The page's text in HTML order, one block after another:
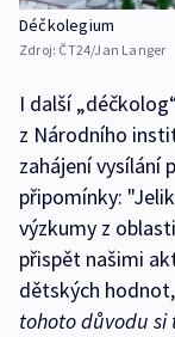
Déčkolegium
Zdroj: ČT24/Jan Langer
I další
z Národního
zahájení vysílání
připomínky:
výzkumy z
přispět našimi
dětských
tohoto důvodu si